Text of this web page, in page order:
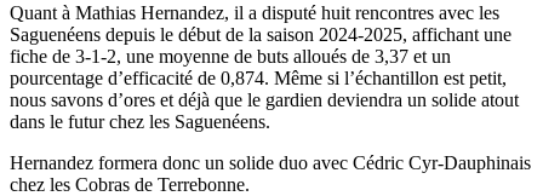
Quant à Mathias Hernandez, il a disputé huit rencontres avec les
Saguenéens depuis le début de la saison 2024-2025, affichant une
fiche de 3-1-2, une moyenne de buts alloués de 3,37 et un
pourcentage d’efficacité de 0,874. Même si l’échantillon est petit,
nous savons d’ores et déjà que le gardien deviendra un solide atout
dans le futur chez les Saguenéens.
Hernandez formera donc un solide duo avec Cédric Cyr-Dauphinais
chez les Cobras de Terrebonne.